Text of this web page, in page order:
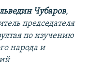
Чубаров,
председателя
по изучению
народа и